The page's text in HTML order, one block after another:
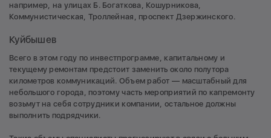
например, на улицах Б. Богаткова, Кошурникова,
Коммунистическая, Троллейная, проспект Дзержинского.
Куйбышев
Всего в этом году по инвестпрограмме, капитальному и
текущему ремонтам предстоит заменить около полутора
километров коммуникаций. Объем работ — масштабный для
небольшого города, поэтому часть мероприятий по капремонту
возьмут на себя сотрудники компании, остальное должны
выполнить подрядчики.